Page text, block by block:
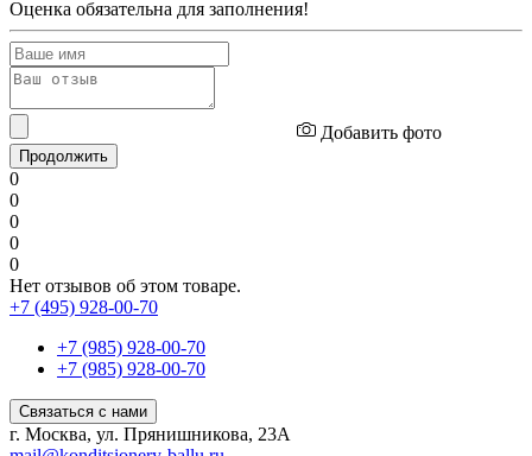
Оценка обязательна для заполнения!
Добавить фото
Продолжить
0
0
0
0
0
Нет отзывов об этом товаре.
+7 (495) 928-00-70
+7 (985) 928-00-70
+7 (985) 928-00-70
Связаться с нами
г. Москва, ул. Прянишникова, 23А